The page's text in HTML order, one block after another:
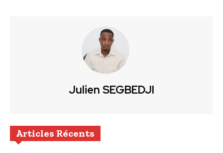
Julien SEGBEDJI
Articles Récents